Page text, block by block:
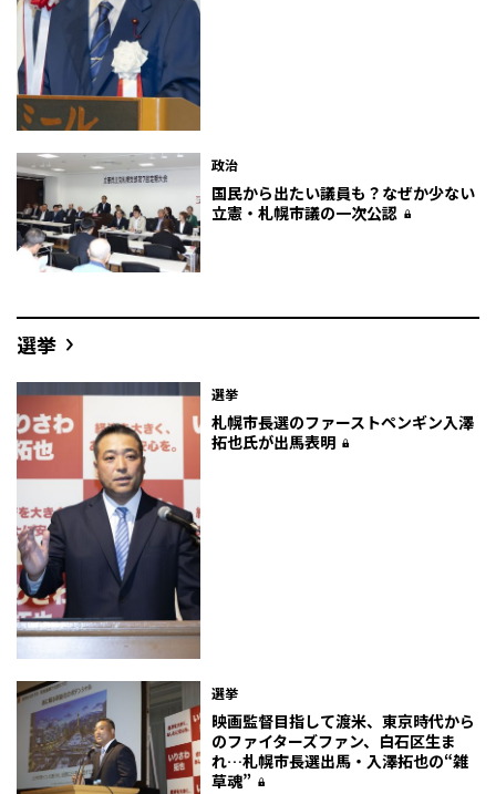
政治
国民から出たい議員も？なぜか少ない
立憲・札幌市議の一次公認
選挙
選挙
札幌市長選のファーストペンギン――入澤
拓也氏が出馬表明
選挙
映画監督目指して渡米、東京時代から
のファイターズファン、白石区生ま
れ…札幌市長選出馬・入澤拓也の“雑
草魂”